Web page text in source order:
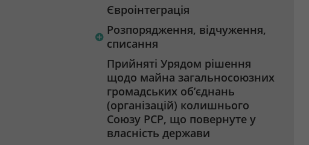
Євроінтеграція
Розпорядження, відчуження,
списання
Прийняті Урядом рішення
щодо майна загальносоюзних
громадських об’єднань
(організацій) колишнього
Союзу РСР, що повернуте у
власність держави